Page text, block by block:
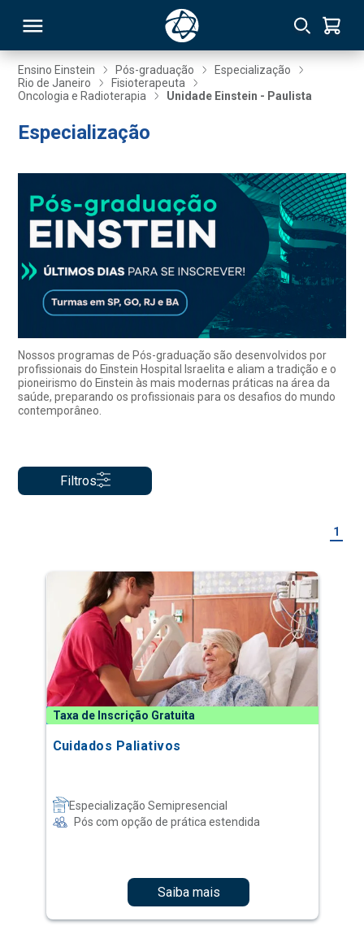
Ensino Einstein Pós-graduação
Especialização
Rio de Janeiro
Fisioterapeuta
Oncologia e Radioterapia
Unidade Einstein - Paulista
Especialização
Nossos programas de Pós-graduação são desenvolvidos por
profissionais do Einstein Hospital Israelita e aliam a tradição e o
pioneirismo do Einstein às mais modernas práticas na área da
saúde, preparando os profissionais para os desafios do mundo
contemporâneo.
Filtros
1
Taxa de Inscrição Gratuita
Cuidados Paliativos
Especialização Semipresencial
Pós com opção de prática estendida
Saiba mais